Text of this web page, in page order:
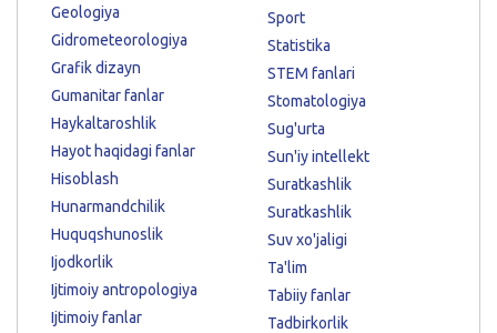
Geologiya
Gidrometeorologiya
Grafik dizayn
Gumanitar fanlar
Haykaltaroshlik
Hayot haqidagi fanlar
Hisoblash
Hunarmandchilik
Huquqshunoslik
Ijodkorlik
Ijtimoiy antropologiya
Ijtimoiy fanlar
Sport
Statistika
STEM fanlari
Stomatologiya
Sug'urta
Sun'iy intellekt
Suratkashlik
Suratkashlik
Suv xo'jaligi
Ta'lim
Tabiiy fanlar
Tadbirkorlik